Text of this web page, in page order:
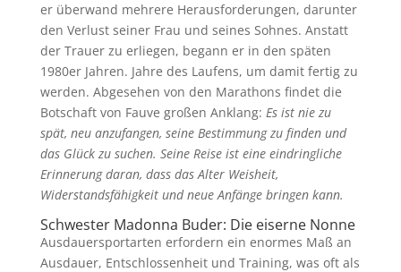
er überwand mehrere Herausforderungen, darunter
den Verlust seiner Frau und seines Sohnes. Anstatt
der Trauer zu erliegen, begann er in den späten
1980er Jahren. Jahre des Laufens, um damit fertig zu
werden. Abgesehen von den Marathons findet die
Botschaft von Fauve großen Anklang: Es ist nie zu
spät, neu anzufangen, seine Bestimmung zu finden und
das Glück zu suchen. Seine Reise ist eine eindringliche
Erinnerung daran, dass das Alter Weisheit,
Widerstandsfähigkeit und neue Anfänge bringen kann.
Schwester Madonna Buder: Die eiserne Nonne
Ausdauersportarten erfordern ein enormes Maß an
Ausdauer, Entschlossenheit und Training, was oft als